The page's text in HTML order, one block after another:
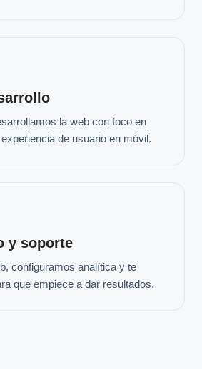
la web con foco en
de usuario en móvil.
y soporte
configuramos analítica y te
que empiece a dar resultados.